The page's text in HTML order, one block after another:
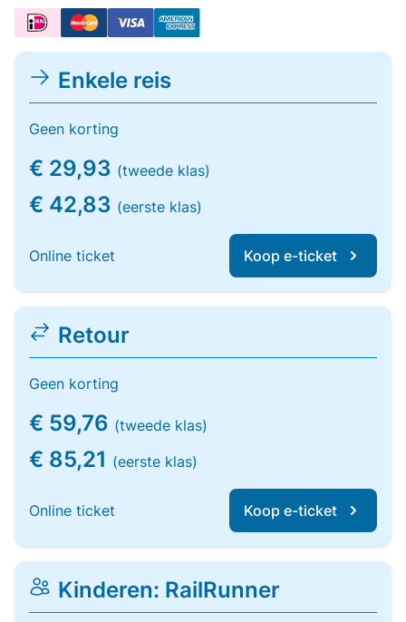
Enkele reis
Geen korting
€ 29,93 (tweede klas)
€ 42,83 (eerste klas)
Online ticket Koop e-ticket
Retour
Geen korting
€ 59,76 (tweede klas)
€ 85,21 (eerste klas)
Online ticket Koop e-ticket
Kinderen: RailRunner